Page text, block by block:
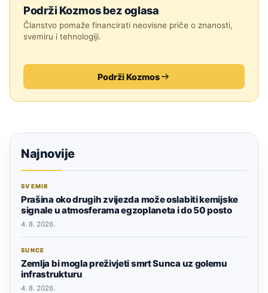
Podrži Kozmos bez oglasa
Članstvo pomaže financirati neovisne priče o znanosti,
svemiru i tehnologiji.
Podrži Kozmos
Najnovije
SVEMIR
Prašina oko drugih zvijezda može oslabiti kemijske
signale u atmosferama egzoplaneta i do 50 posto
4. 8. 2026.
SUNCE
Zemlja bi mogla preživjeti smrt Sunca uz golemu
infrastrukturu
4. 8. 2026.